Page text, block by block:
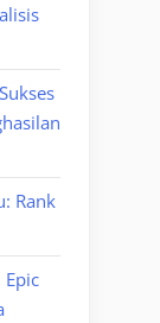
Rank
Epic